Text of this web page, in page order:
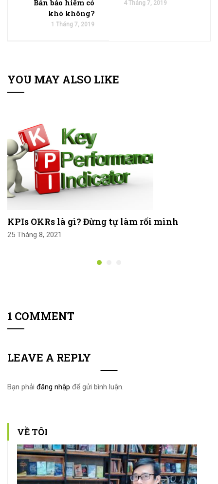
Bán bảo hiểm có
khó không?
1 Tháng 7, 2019
4 Tháng 7, 2019
YOU MAY ALSO LIKE
KPIs OKRs là gì? Đừng tự làm rối mình
25 Tháng 8, 2021
1 COMMENT
LEAVE A REPLY
Bạn phải đăng nhập để gửi bình luận.
VỀ TÔI